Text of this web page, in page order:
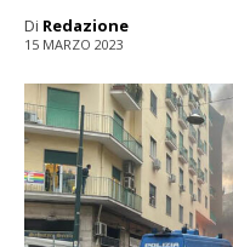
Di Redazione
15 MARZO 2023